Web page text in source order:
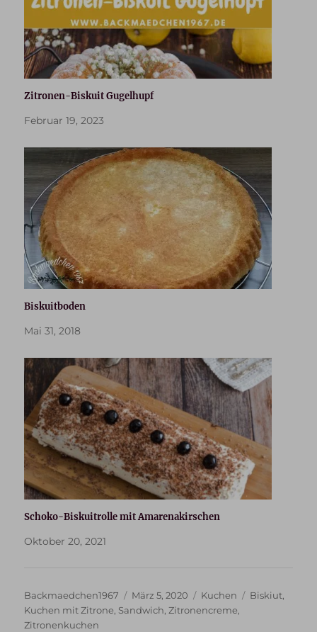
Zitronen-Biskuit Gugelhupf
Februar 19, 2023
Biskuitboden
Mai 31, 2018
Schoko-Biskuitrolle mit Amarenakirschen
Oktober 20, 2021
Autor
Backmaedchen1967
Veröffentlicht
am
März 5, 2020 Kategorien
Kuchen Schlagwörter
Biskiut,
Kuchen mit Zitrone, Sandwich,Zitronencreme,
Zitronenkuchen